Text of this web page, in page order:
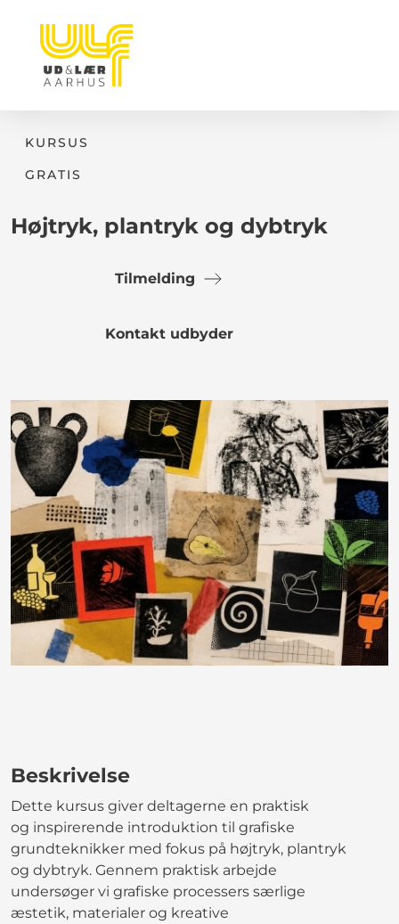
KURSUS
GRATIS
Højtryk, plantryk og dybtryk
Tilmelding
Kontakt udbyder
Beskrivelse
Dette kursus giver deltagerne en praktisk
og inspirerende introduktion til grafiske
grundteknikker med fokus på højtryk, plantryk
og dybtryk. Gennem praktisk arbejde
undersøger vi grafiske processers særlige
æstetik, materialer og kreative